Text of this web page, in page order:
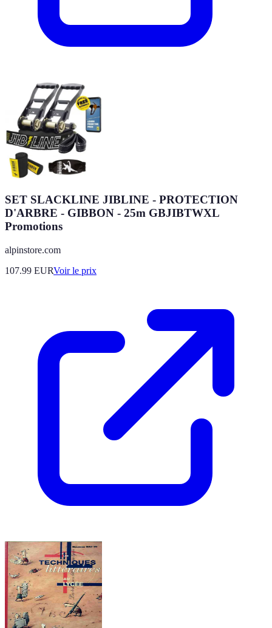
SET SLACKLINE JIBLINE - PROTECTION
D'ARBRE - GIBBON - 25m GBJIBTWXL
Promotions
alpinstore.com
107.99 EURVoir le prix